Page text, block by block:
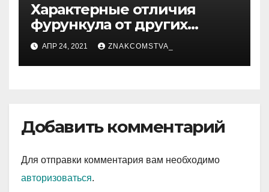
Характерные отличия
фурункула от других
заболеваний
АПР 24, 2021 ZNAKCOMSTVA_
Добавить комментарий
Для отправки комментария вам необходимо
авторизоваться.